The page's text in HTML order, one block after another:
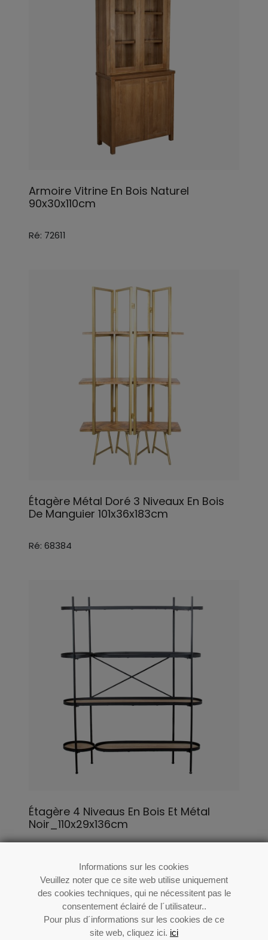
Informations sur les cookies
Veuillez noter que ce site web utilise uniquement
des cookies techniques, qui ne nécessitent pas le
consentement éclairé de l´utilisateur..
Pour plus d´informations sur les cookies de ce
site web, cliquez ici. ici
Armoire Vitrine En Bois Naturel
90x30x110cm
Ré: 72611
Étagère Métal Doré 3 Niveaux En Bois
De Manguier 101x36x183cm
Ré: 68384
Étagère 4 Niveaus En Bois Et Métal
Noir_110x29x136cm